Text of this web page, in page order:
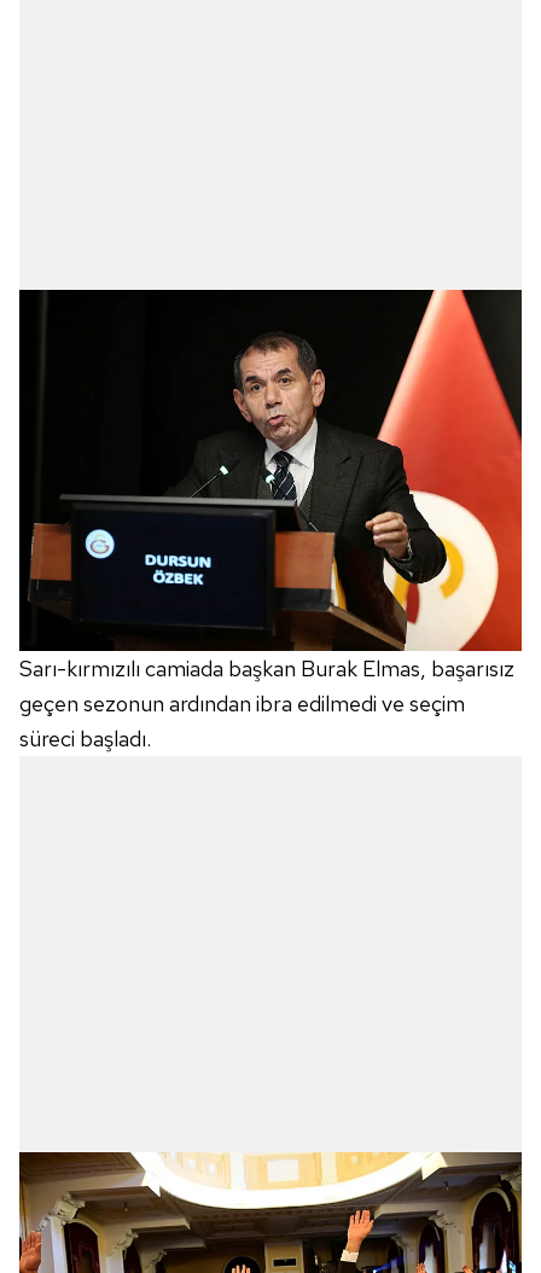
Sarı-kırmızılı camiada başkan Burak Elmas, başarısız
geçen sezonun ardından ibra edilmedi ve seçim
süreci başladı.